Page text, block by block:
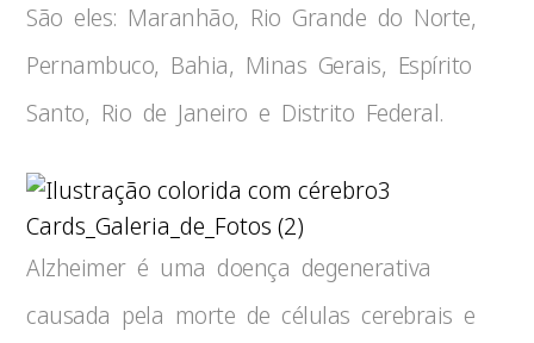
São eles: Maranhão, Rio Grande do Norte,
Pernambuco, Bahia, Minas Gerais, Espírito
Santo, Rio de Janeiro e Distrito Federal.
3
Cards_Galeria_de_Fotos (2)
Alzheimer é uma doença degenerativa
causada pela morte de células cerebrais e